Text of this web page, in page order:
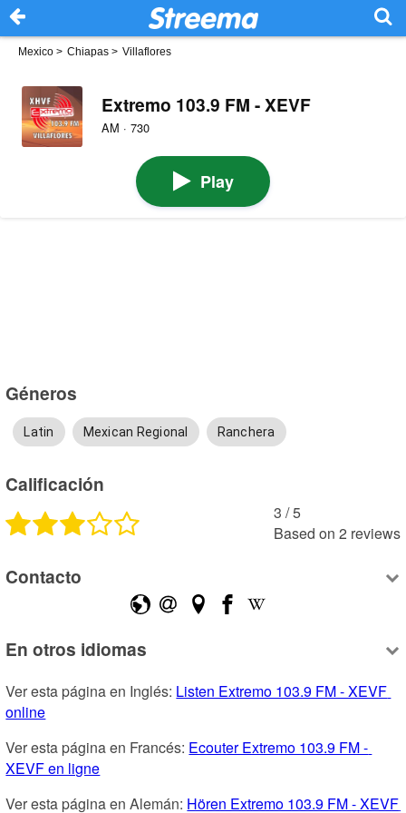
Mexico > Chiapas > Villaflores
Extremo 103.9 FM - XEVF
AM · 730
Play
Géneros
Latin Mexican Regional Ranchera
Calificación
3 /5
Based on 2 reviews
Contacto
En otros idiomas
Ver esta página en Inglés: Listen Extremo 103.9 FM - XEVF
online
Ver esta página en Francés: Ecouter Extremo 103.9 FM -
XEVF en ligne
Ver esta página en Alemán: Hören Extremo 103.9 FM - XEVF